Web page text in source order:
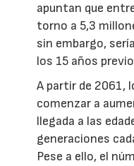
apuntan que
torno a 5,3
sin embargo,
los 15 años
A partir de 2061,
comenzar a
llegada a las
generaciones
Pese a ello, el